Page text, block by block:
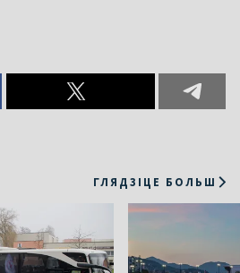
ГЛЯДЗІЦЕ БОЛЬШ